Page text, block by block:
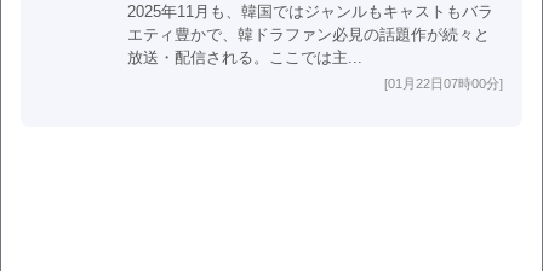
2025年11月も、韓国ではジャンルもキャストもバラ
エティ豊かで、韓ドラファン必見の話題作が続々と
放送・配信される。ここでは主...
[01月22日07時00分]